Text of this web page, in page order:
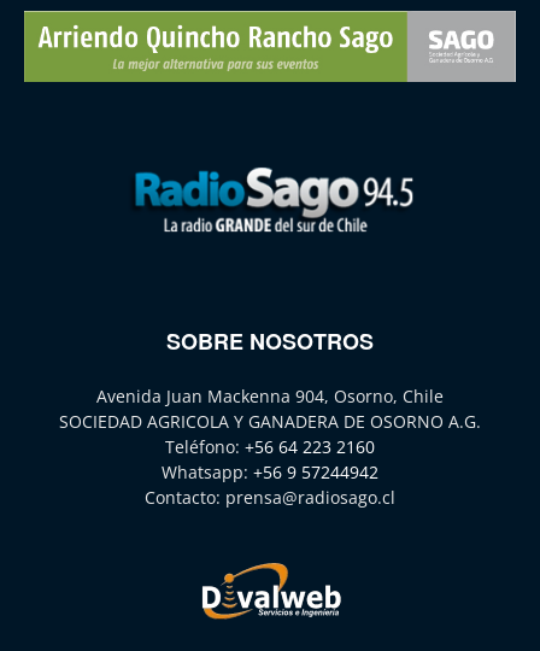
SOBRE NOSOTROS
Avenida Juan Mackenna 904, Osorno, Chile
SOCIEDAD AGRICOLA Y GANADERA DE OSORNO A.G.
Teléfono: +56 64 223 2160
Whatsapp: +56 9 57244942
Contacto: prensa@radiosago.cl